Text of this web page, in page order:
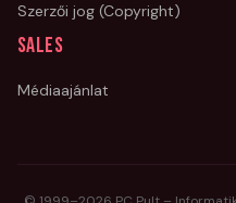
Szerzői jog (Copyright)
Sales
Médiaajánlat